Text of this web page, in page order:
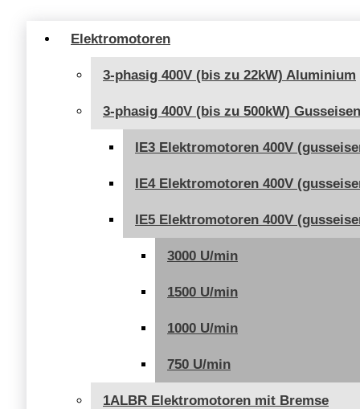
Elektromotoren
3-phasig 400V (bis zu 22kW) Aluminium
3-phasig 400V (bis zu 500kW) Gusseisen
IE3 Elektromotoren 400V
IE4 Elektromotoren 400V
IE5 Elektromotoren 400V
3000 U/min
1500 U/min
1000 U/min
750 U/min
1ALBR Elektromotoren mit Bremse